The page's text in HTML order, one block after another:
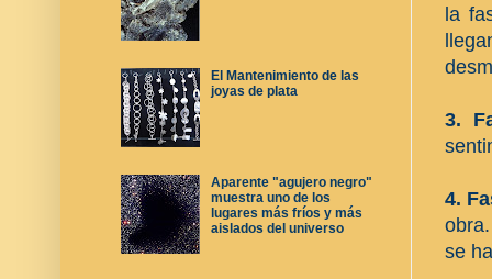
la
3.
4.
se
El Mantenimiento de las
joyas de plata
Aparente "agujero negro"
muestra uno de los
lugares más fríos y más
aislados del universo